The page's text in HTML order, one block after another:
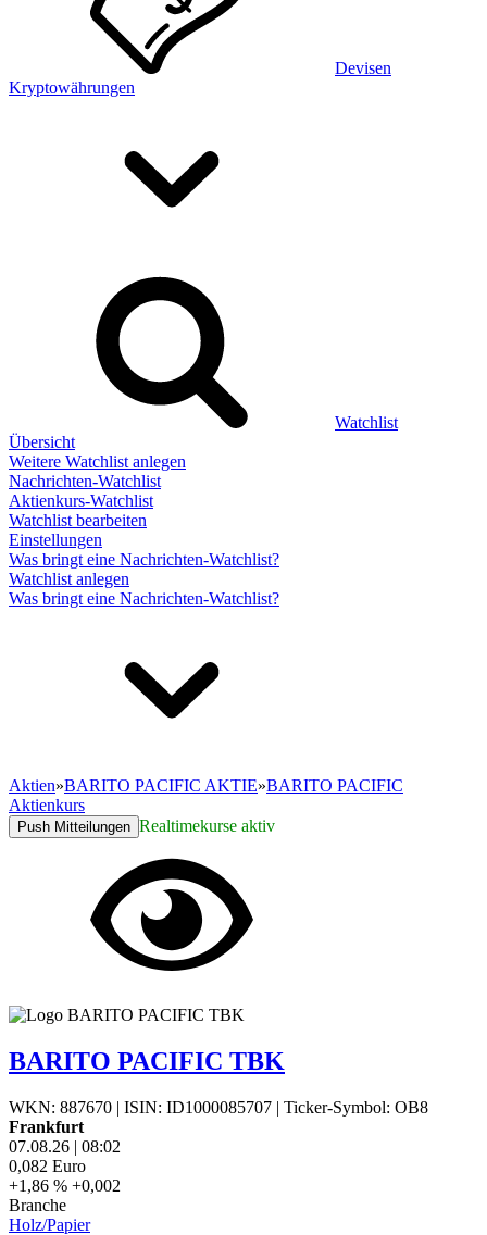
Devisen
Kryptowährungen
Watchlist
Übersicht
Weitere Watchlist anlegen
Nachrichten-Watchlist
Aktienkurs-Watchlist
Watchlist bearbeiten
Einstellungen
Was bringt eine Nachrichten-Watchlist?
Watchlist anlegen
Was bringt eine Nachrichten-Watchlist?
Aktien»BARITO PACIFIC AKTIE»BARITO PACIFIC
Aktienkurs
Push Mitteilungen Realtimekurse aktiv
BARITO PACIFIC TBK
WKN: 887670 | ISIN: ID1000085707 | Ticker-Symbol: OB8
Frankfurt
07.08.26 | 08:02
0,082 Euro
+1,86 % +0,002
Branche
Holz/Papier